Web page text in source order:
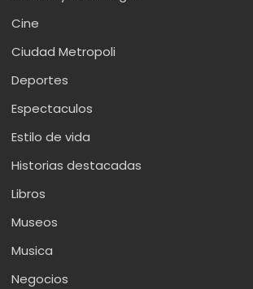
Cine
Ciudad Metropoli
Deportes
Espectaculos
Estilo de vida
Historias destacadas
Libros
Museos
Musica
Negocios